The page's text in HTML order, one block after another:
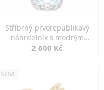
Stříbrný prvorepublikový
náhrdelník s modrým
spinelem
2 600 Kč
NOVÉ